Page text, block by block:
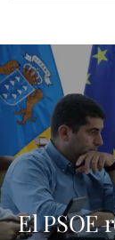
El PSOE